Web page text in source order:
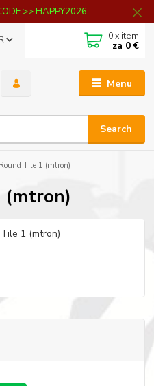
>> HAPPY2026
Menu
Search
0x item
za 0 €
Tile 1 (mtron)
(mtron)